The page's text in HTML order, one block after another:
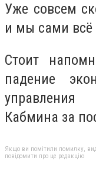
Уже совсем
и мы сами всё
Стоит
падение
Кабмина за
Якщо ви помітили помилку,
повідомити про це редакцію